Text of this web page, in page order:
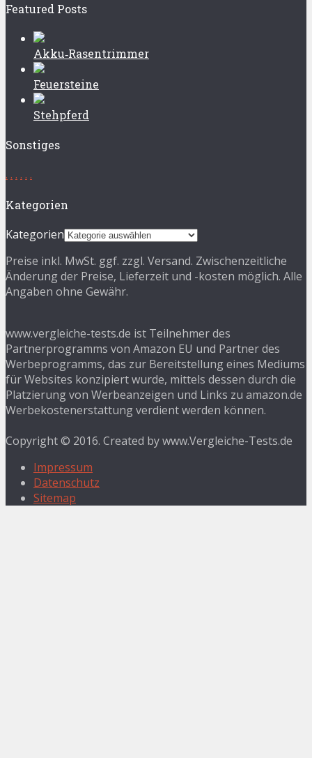
Featured Posts
Akku‑Rasentrimmer
Feuersteine
Stehpferd
Sonstiges
. . . . . .
Kategorien
Kategorien
Preise inkl. MwSt. ggf. zzgl. Versand. Zwischenzeitliche
Änderung der Preise, Lieferzeit und -kosten möglich. Alle
Angaben ohne Gewähr.
www.vergleiche-tests.de ist Teilnehmer des
Partnerprogramms von Amazon EU und Partner des
Werbeprogramms, das zur Bereitstellung eines Mediums
für Websites konzipiert wurde, mittels dessen durch die
Platzierung von Werbeanzeigen und Links zu amazon.de
Werbekostenerstattung verdient werden können.
Copyright © 2016. Created by www.Vergleiche-Tests.de
Impressum
Datenschutz
Sitemap